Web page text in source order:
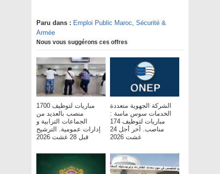
Paru dans : Emploi Public Maroc, Sécurité &
Armée
Nous vous suggérons ces offres
مباريات لتوظيف 1700
منصب بالعديد من
الجماعات الترابية و
إدارات عمومية. الترشيح
قبل 28 غشت 2026
الشركة الجهوية متعددة
الخدمات سوس ماسة :
مباريات لتوظيف 174
مناصب. آخر أجل 24
غشت 2026